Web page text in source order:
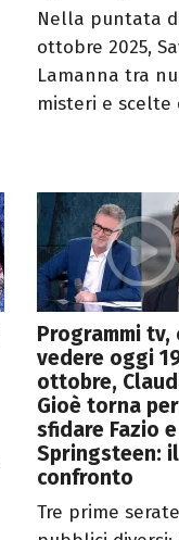
Nella puntata
ottobre 2025,
Lamanna tra
misteri e scelte
Programmi tv,
vedere oggi
ottobre,
Gioè torna per
sfidare Fazio
Springsteen: il
confronto
Tre prime